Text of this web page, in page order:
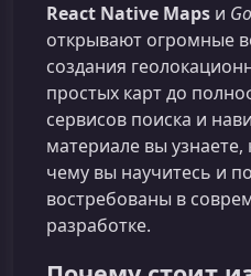
React Native Maps и
открывают огромные
создания
простых карт до
сервисов поиска и
материале вы узнаете,
чему вы научитесь и
востребованы в
разработке.